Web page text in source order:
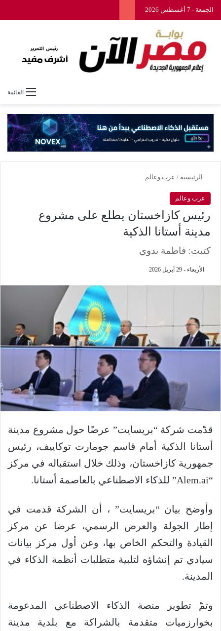
الجمعة - 7 أغسطس 2026
القائمة
الرئيسية / عرب وعالم
عرب وعالم
رئيس كازاخستان يطلع على مشروع
مدينة أستانا الذكية
كتبت: فاطمة بدوي
الأربعاء - 29 أبريل 2026
قدّمت شركة “بريسايت” عرضًا حول مشروع مدينة
أستانا الذكية أمام قاسم جومارت توكاييف، رئيس
جمهورية كازاخستان، وذلك خلال استقباله في مركز
“Alem.ai” للذكاء الاصطناعي بالعاصمة أستانا.
وأوضح بيان “بريسايت” ، أن الشركة قدمت في
إطار الجولة والعرض الرسمي، عرضا عن مركز
القيادة والتحكم الخاص بها، وعن أول مركز بيانات
سيادي تم إنشاؤه لتلبية متطلبات أنظمة الذكاء في
المدينة.
وتمّ تطوير منصة الذكاء الاصطناعي المدعومة
بخوارزميات متقدمة بالشراكة مع بلدية مدينة